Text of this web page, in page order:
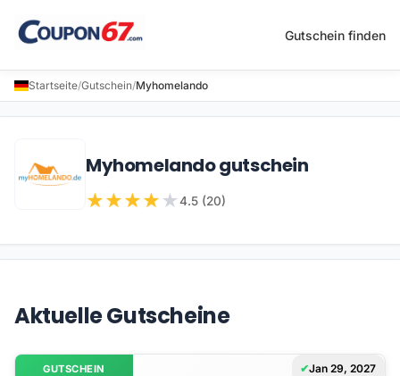
Gutschein finden
Startseite/Gutschein/Myhomelando
Myhomelando gutschein
★★★★ ★4.5 (20)
Aktuelle Gutscheine
GUTSCHEIN Jan 29, 2027